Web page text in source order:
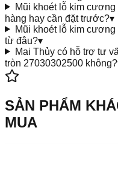
Mũi khoét lỗ kim
hàng hay cần đặt trước?▾
Mũi khoét lỗ kim
từ đâu?▾
Mai Thủy có hỗ trợ tư
tròn 27030302500 không?
SẢN PHẨM
MUA